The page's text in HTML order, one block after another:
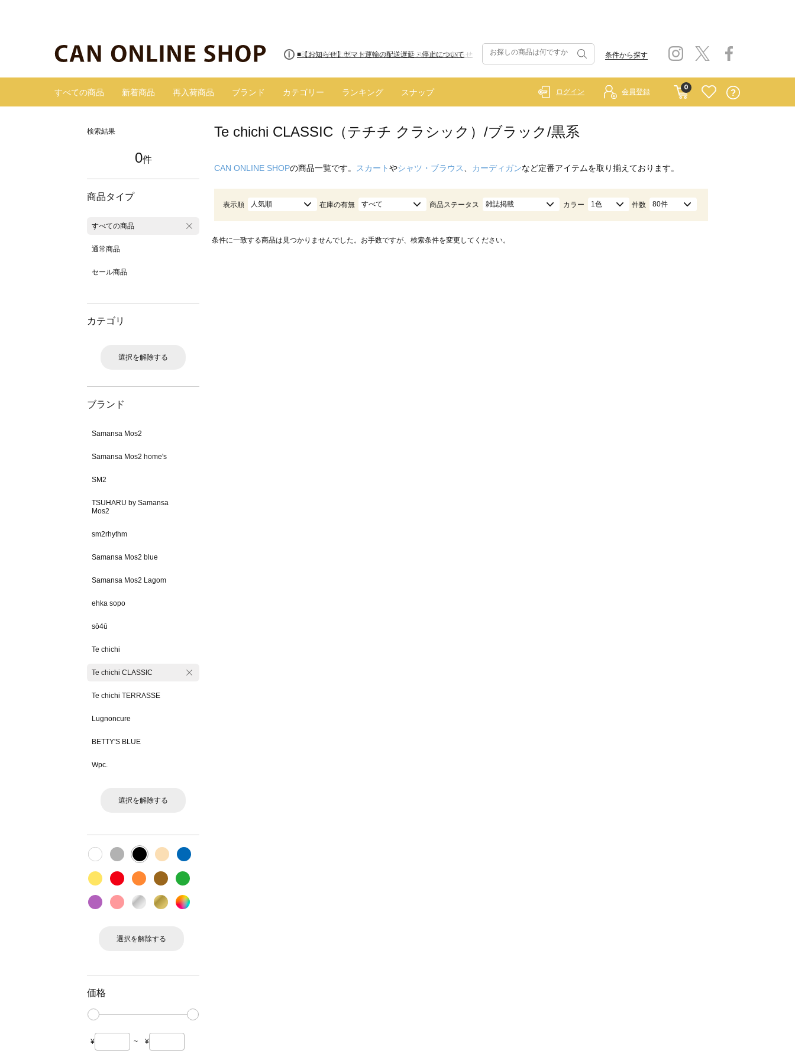
■8/13(木)AM2:00～サイトメンテナンス実施のお知らせ 条件から探す
すべての商品 新着商品 再入荷商品 ブランド カテゴリー ランキング スナップ
0
ログイン 会員登録
検索結果
0件
商品タイプ
すべての商品
通常商品
セール商品
カテゴリ
選択を解除する
ブランド
Samansa Mos2
Samansa Mos2 home's
SM2
TSUHARU by Samansa
Mos2
sm2rhythm
Samansa Mos2 blue
Samansa Mos2 Lagom
ehka sopo
sō4ū
Te chichi
Te chichi CLASSIC
Te chichi TERRASSE
Lugnoncure
BETTY'S BLUE
Wpc.
選択を解除する
選択を解除する
価格
¥ ~ ¥
Te chichi CLASSIC（テチチ クラシック）/ブラック/黒系
CAN ONLINE SHOPの商品一覧です。 スカートやシャツ・ブラウス カーディガンなど定番アイテムを取り揃えております。
表示順 人気順 在庫の有無 すべて 商品ステータス 雑誌掲載 カラー 1色 件数 80件
条件に一致する商品は見つかりませんでした。お手数ですが、検索条件を変更してください。